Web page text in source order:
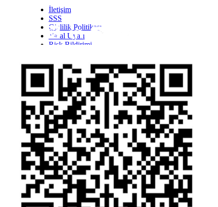
İletişim
SSS
Gizlilik Politikası
Yasal Uyarı
Risk Bildirimi
YTM - Zamanaşımına Uğrayacak Emanet ve
Alacaklar
Olağanüstü Piyasa Koşulları
Bilgi Toplumu Hizmetleri
TwittLinkYoutWhatsapp